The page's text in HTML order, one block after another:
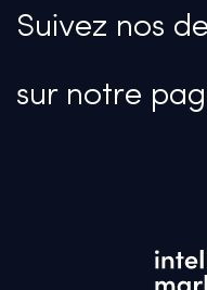
Suivez nos
sur notre